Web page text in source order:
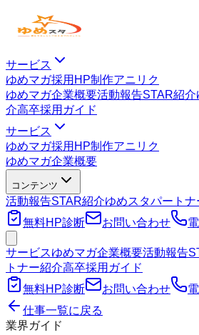
サービス
ゆめマガ採用HP制作アニリク
ゆめマガ企業概要活動報告STAR紹介
介高卒採用ガイド
サービス
ゆめマガ採用HP制作アニリク
ゆめマガ企業概要
コンテンツ
活動報告STAR紹介ゆめスタパートナ
無料HP診断
お問い合わせ
サービスゆめマガ企業概要活動報告
トナー紹介高卒採用ガイド
無料HP診断
お問い合わせ
仕事一覧に戻る
業界ガイド